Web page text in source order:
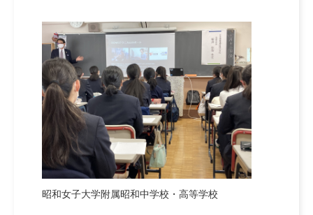
昭和女子大学附属昭和中学校・高等学校